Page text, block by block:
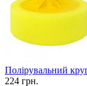
Полірувальний
224 грн.